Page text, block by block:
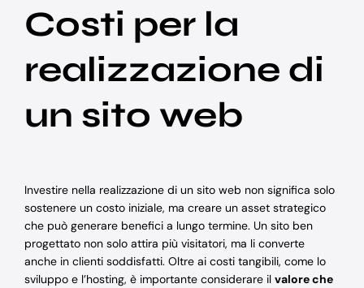
Costi per la
realizzazione di
un sito web
Investire nella realizzazione di un sito web non significa solo
sostenere un costo iniziale, ma creare un asset strategico
che può generare benefici a lungo termine. Un sito ben
progettato non solo attira più visitatori, ma li converte
anche in clienti soddisfatti. Oltre ai costi tangibili, come lo
sviluppo e l’hosting, è importante considerare il valore che